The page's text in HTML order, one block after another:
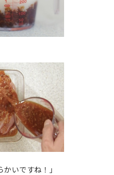
かいですね！」